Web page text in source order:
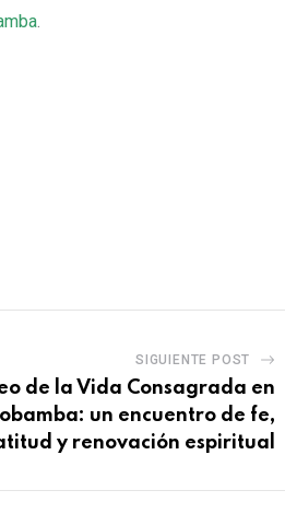
.
SIGUIENTE POST
de la Vida Consagrada en
un encuentro de fe,
y renovación espiritual